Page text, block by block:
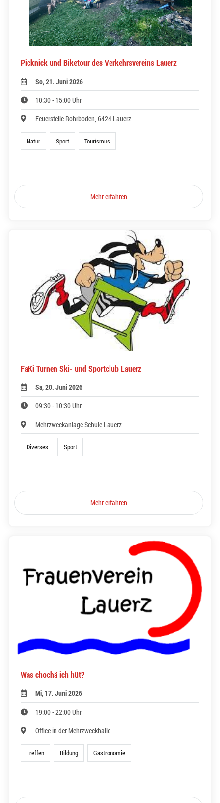
Picknick und Biketour des Verkehrsvereins Lauerz
So, 21. Juni 2026
10:30 - 15:00 Uhr
Feuerstelle Rohrboden, 6424 Lauerz
Natur Sport Tourismus
Mehr erfahren
FaKi Turnen Ski- und Sportclub Lauerz
Sa, 20. Juni 2026
09:30 - 10:30 Uhr
Mehrzweckanlage Schule Lauerz
Diverses Sport
Mehr erfahren
Was chochä ich hüt?
Mi, 17. Juni 2026
19:00 - 22:00 Uhr
Office in der Mehrzweckhalle
Treffen Bildung Gastronomie